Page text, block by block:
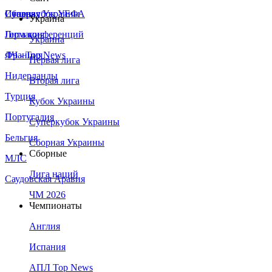
Сборная Украины
Италия
Германия
Франция
Нидерланды
Турция
Португалия
Бельгия
МЛС
Саудовская Аравия
Суперкубок УЕФА
Лига конференций
ЛЧ - Top News
Украина
Украина
Первая лига
Вторая лига
Кубок Украины
Суперкубок Украины
Сборная Украины
Сборные
Лига наций
ЧМ 2026
Чемпионаты
Англия
Испания
АПЛ Top News